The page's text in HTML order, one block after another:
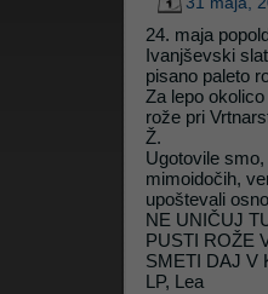
Litrop.net
24. maja
Ivanjševski
pisano paleto
Za lepo
rože pri
Ž.
Ugotovile
mimoidočih,
upoštevali
NE UNIČUJ
PUSTI ROŽE
SMETI DAJ V
LP, Lea